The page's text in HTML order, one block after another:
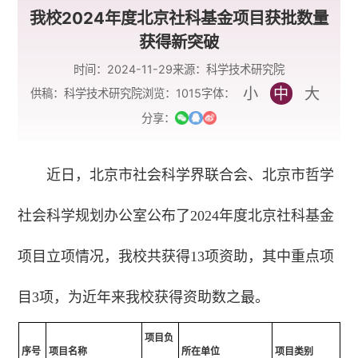
我校2024年度北京社科基金项目获批数量
获得新突破
时间：2024-11-29来源：科学技术研究院
供稿：科学技术研究院浏览： 1015字体： 小 中 大
分享：
近日，北京市社会科学界联合会、北京市哲学
社会科学规划办公室公布了2024年度北京社科基金
项目立项情况，我校共获得13项资助，其中重点项
目3项，为近年来我校获得资助数之最。
序号 项目名称
项目负
所在单位 项目类别